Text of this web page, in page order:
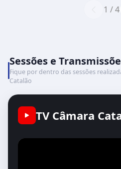
1 / 4
Sessões e
Fique por dentro das sessões
Catalão
TV Câmara